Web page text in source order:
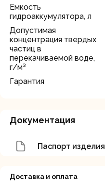
Емкость
гидроаккумулятора, л
Допустимая
концентрация твердых
частиц в
перекачиваемой воде,
г/м³
Гарантия
Документация
Паспорт изделия
Доставка и оплата